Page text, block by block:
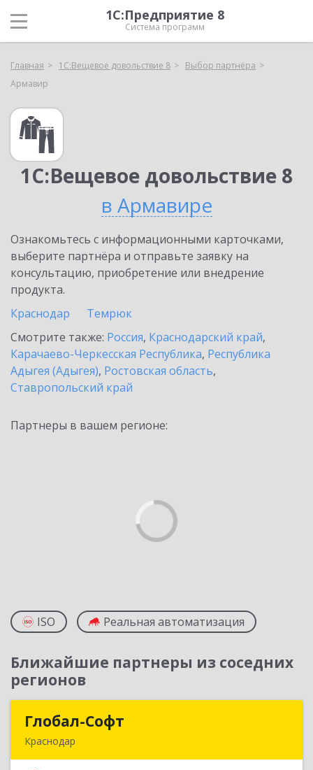
1С:Предприятие 8
Система программ
Главная 1С:Вещевое довольствие 8
Выбор партнёра
Армавир
1С:Вещевое довольствие 8
в Армавире
Ознакомьтесь с информационными карточками,
выберите партнёра и отправьте заявку на
консультацию, приобретение или внедрение
продукта.
Краснодар
Темрюк
Смотрите также: Россия, Краснодарский край,
Карачаево-Черкесская Республика, Республика
Адыгея (Адыгея), Ростовская область,
Ставропольский край
Партнеры в вашем регионе:
ISO Реальная автоматизация
Ближайшие партнеры из соседних
регионов
Глобал-Софт
Краснодар